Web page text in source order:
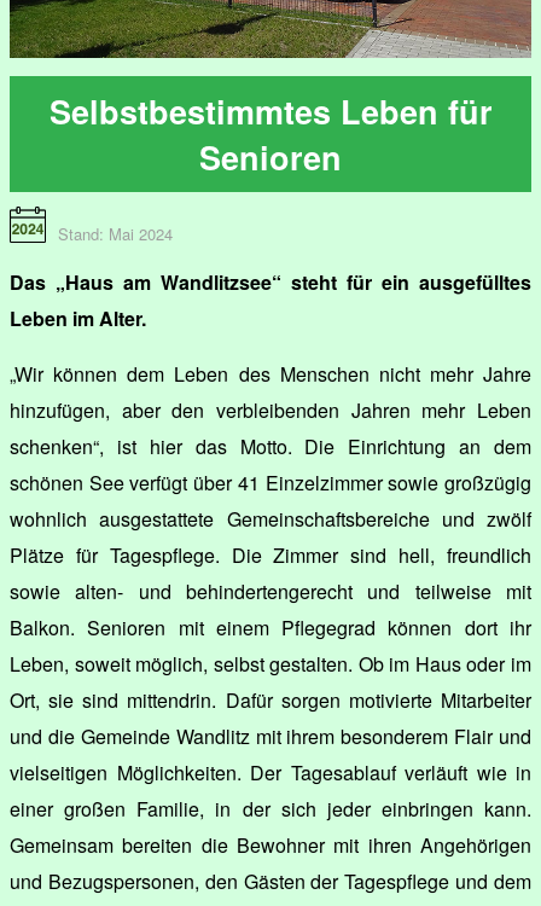
Selbstbestimmtes Leben für
Senioren
Stand: Mai 2024
Das „Haus am Wandlitzsee“ steht für ein ausgefülltes
Leben im Alter.
„Wir können dem Leben des Menschen nicht mehr Jahre
hinzufügen, aber den verbleibenden Jahren mehr Leben
schenken“, ist hier das Motto. Die Einrichtung an dem
schönen See verfügt über 41 Einzelzimmer sowie großzügig
wohnlich ausgestattete Gemeinschaftsbereiche und zwölf
Plätze für Tagespflege. Die Zimmer sind hell, freundlich
sowie alten- und behindertengerecht und teilweise mit
Balkon. Senioren mit einem Pflegegrad können dort ihr
Leben, soweit möglich, selbst gestalten. Ob im Haus oder im
Ort, sie sind mittendrin. Dafür sorgen motivierte Mitarbeiter
und die Gemeinde Wandlitz mit ihrem besonderem Flair und
vielseitigen Möglichkeiten. Der Tagesablauf verläuft wie in
einer großen Familie, in der sich jeder einbringen kann.
Gemeinsam bereiten die Bewohner mit ihren Angehörigen
und Bezugspersonen, den Gästen der Tagespflege und dem